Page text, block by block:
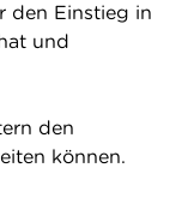
den Einstieg in
und
den
können.